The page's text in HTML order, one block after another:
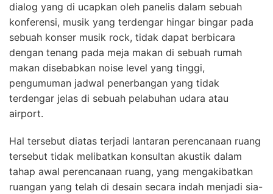
dialog yang di ucapkan oleh panelis dalam sebuah
konferensi, musik yang terdengar hingar bingar pada
sebuah konser musik rock, tidak dapat berbicara
dengan tenang pada meja makan di sebuah rumah
makan disebabkan noise level yang tinggi,
pengumuman jadwal penerbangan yang tidak
terdengar jelas di sebuah pelabuhan udara atau
airport.
Hal tersebut diatas terjadi lantaran perencanaan ruang
tersebut tidak melibatkan konsultan akustik dalam
tahap awal perencanaan ruang, yang mengakibatkan
ruangan yang telah di desain secara indah menjadi sia-